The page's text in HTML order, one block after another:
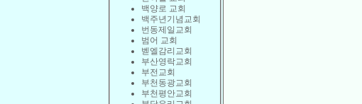
백양로 교회
백주년기념교회
번동제일교회
범어 교회
벧엘감리교회
부산영락교회
부전교회
부천동광교회
부천평안교회